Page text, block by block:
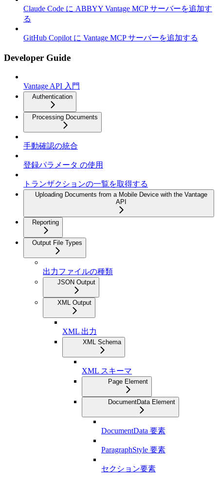
Claude Code に ABBYY Vantage MCP サーバーを追加す
る
GitHub Copilot に Vantage MCP サーバーを追加する
Developer Guide
Vantage API 入門
Authentication
Processing Documents
手動確認の統合
登録パラメータ の使用
トランザクションの一覧を取得する
Uploading Documents from a Mobile Device with the Vantage
API
Reporting
Output File Types
出力ファイルの種類
JSON Output
XML Output
XML 出力
XML Schema
XML スキーマ
Page Element
DocumentData Element
DocumentData 要素
ParagraphStyle 要素
セクション要素